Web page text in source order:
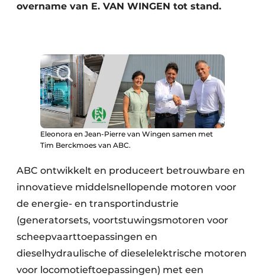
overname van E. VAN WINGEN tot stand.
Eleonora en Jean-Pierre van Wingen samen met
Tim Berckmoes van ABC.
ABC ontwikkelt en produceert betrouwbare en
innovatieve middelsnellopende motoren voor
de energie- en transportindustrie
(generatorsets, voortstuwingsmotoren voor
scheepvaarttoepassingen en
dieselhydraulische of dieselelektrische motoren
voor locomotieftoepassingen) met een